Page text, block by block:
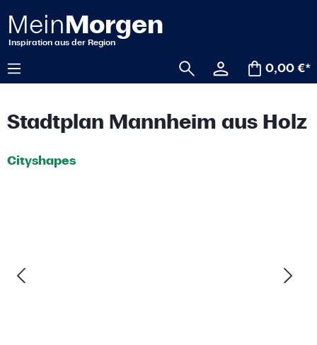
springen
0,00 €*
Stadtplan Mannheim aus Holz
Cityshapes